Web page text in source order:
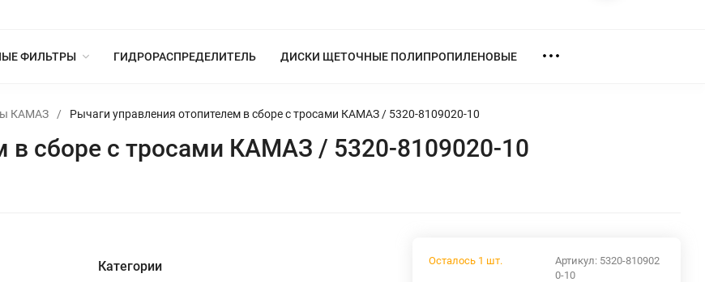
ФИЛЬТРЫ ГИДРОРАСПРЕДЕЛИТЕЛЬ ДИСКИ ЩЕТОЧНЫЕ ПОЛИПРОПИЛЕНОВЫЕ
КАМАЗ / Рычаги управления отопителем в сборе с тросами КАМАЗ / 5320-8109020-10
в сборе с тросами КАМАЗ / 5320-8109020-10
Категории Артикул: 5320-810902
0-10
Осталось 1 шт.